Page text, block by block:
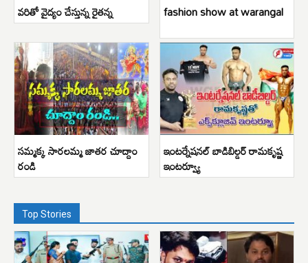
వరితో వైద్యం చేస్తున్న రైతన్న fashion show at warangal
సమ్మక్క సారలమ్మ జాతర చూద్దాం
రండి
ఇంటర్నేషనల్ బాడిబిల్డర్ రామకృష్ణ
ఇంటర్వ్యూ
Top Stories